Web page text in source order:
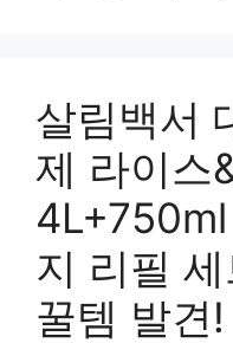
살림백서
제 라이스
지 리필
꿀템 발견!